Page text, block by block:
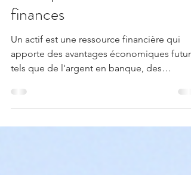
Actif/Passif : LA notion à
savoir pour évaluer vos
finances
Un actif est une ressource financière qui
apporte des avantages économiques